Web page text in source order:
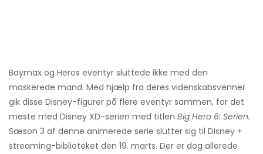
Baymax og Heros eventyr sluttede ikke med den
maskerede mand. Med hjælp fra deres videnskabsvenner
gik disse Disney-figurer på flere eventyr sammen, for det
meste med Disney XD-serien med titlen Big Hero 6: Serien.
Sæson 3 af denne animerede serie slutter sig til Disney +
streaming-biblioteket den 19. marts. Der er dog allerede